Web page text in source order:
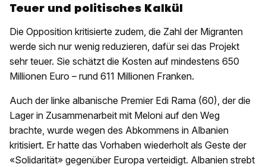
Teuer und politisches Kalkül
Die Opposition kritisierte zudem, die Zahl der Migranten
werde sich nur wenig reduzieren, dafür sei das Projekt
sehr teuer. Sie schätzt die Kosten auf mindestens 650
Millionen Euro – rund 611 Millionen Franken.
Auch der linke albanische Premier Edi Rama (60), der die
Lager in Zusammenarbeit mit Meloni auf den Weg
brachte, wurde wegen des Abkommens in Albanien
kritisiert. Er hatte das Vorhaben wiederholt als Geste der
«Solidarität» gegenüber Europa verteidigt. Albanien strebt